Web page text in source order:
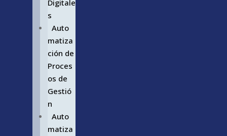
Digitale
s
Auto
matiza
ción de
Proces
os de
Gestió
n
Auto
matiza